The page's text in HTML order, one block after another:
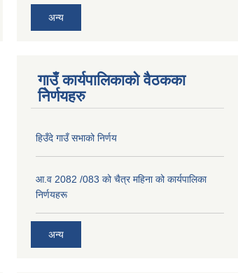
अन्य
गाउँ कार्यपालिकाको वैठकका
निेर्णयहरु
हिउँदे गाउँ सभाको निर्णय
आ.व 2082 /083 को चैत्र महिना को कार्यपालिका
निर्णयहरू
अन्य